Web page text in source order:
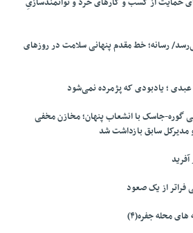
رسانه؛ خط مقدم پنهانی سلامت در روزهای
عبدی ؛ یادبودی که پژمرده نمی‌شود
گوره-جاسک با انشعاب پنهان؛ مخازن مخفی
سابق بازداشت شد
فراتر از یک صعود
های محله جفره(۴)